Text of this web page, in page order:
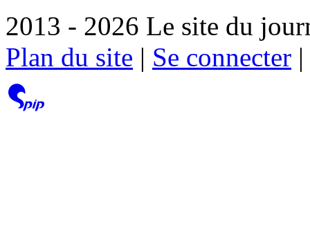
2013 - 2026 Le site du
Plan du site | Se connecter |